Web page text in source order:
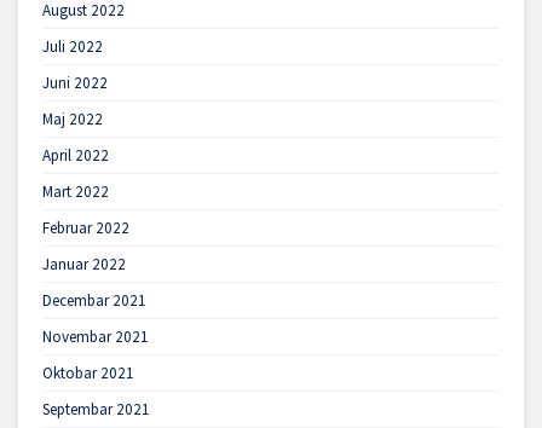
August 2022
Juli 2022
Juni 2022
Maj 2022
April 2022
Mart 2022
Februar 2022
Januar 2022
Decembar 2021
Novembar 2021
Oktobar 2021
Septembar 2021